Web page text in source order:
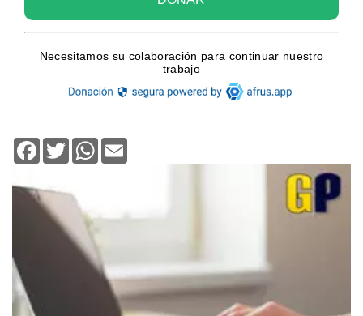
Facebook
TwitterWhatsApp